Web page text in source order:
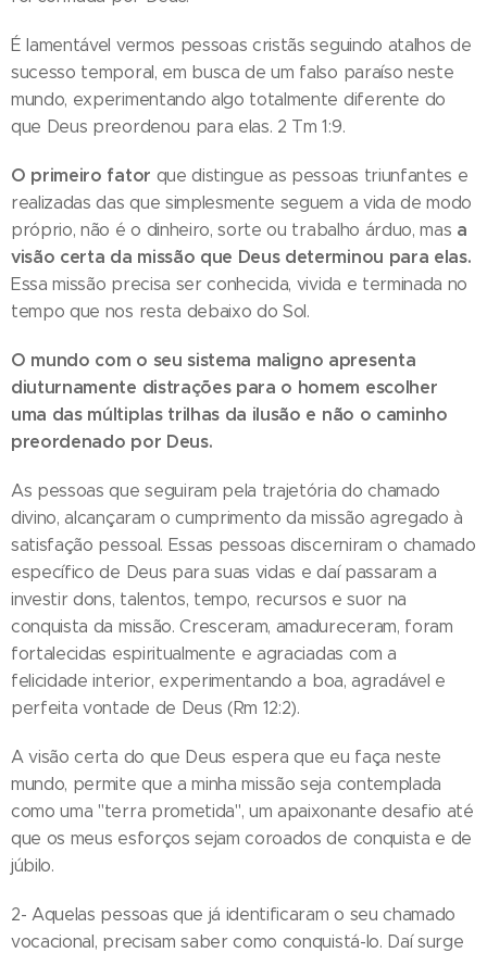
É lamentável vermos pessoas cristãs seguindo atalhos de
sucesso temporal, em busca de um falso paraíso neste
mundo, experimentando algo totalmente diferente do
que Deus preordenou para elas. 2 Tm 1:9.
O primeiro fator que distingue as pessoas triunfantes e
realizadas das que simplesmente seguem a vida de modo
próprio, não é o dinheiro, sorte ou trabalho árduo, mas a
visão certa da missão que Deus determinou para elas.
Essa missão precisa ser conhecida, vivida e terminada no
tempo que nos resta debaixo do Sol.
O mundo com o seu sistema maligno apresenta
diuturnamente distrações para o homem escolher
uma das múltiplas trilhas da ilusão e não o caminho
preordenado por Deus.
As pessoas que seguiram pela trajetória do chamado
divino, alcançaram o cumprimento da missão agregado à
satisfação pessoal. Essas pessoas discerniram o chamado
específico de Deus para suas vidas e daí passaram a
investir dons, talentos, tempo, recursos e suor na
conquista da missão. Cresceram, amadureceram, foram
fortalecidas espiritualmente e agraciadas com a
felicidade interior, experimentando a boa, agradável e
perfeita vontade de Deus (Rm 12:2).
A visão certa do que Deus espera que eu faça neste
mundo, permite que a minha missão seja contemplada
como uma "terra prometida", um apaixonante desafio até
que os meus esforços sejam coroados de conquista e de
júbilo.
2- Aquelas pessoas que já identificaram o seu chamado
vocacional, precisam saber como conquistá-lo. Daí surge